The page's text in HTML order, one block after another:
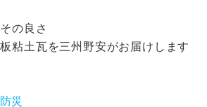
の良さ
粘土瓦を三州野安がお届けします
災